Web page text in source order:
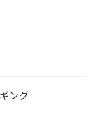
ング